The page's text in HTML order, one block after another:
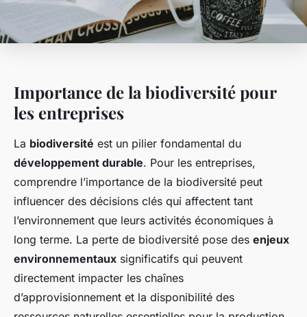
Importance de la biodiversité pour
les entreprises
La biodiversité est un pilier fondamental du
développement durable. Pour les entreprises,
comprendre l’importance de la biodiversité peut
influencer des décisions clés qui affectent tant
l’environnement que leurs activités économiques à
long terme. La perte de biodiversité pose des enjeux
environnementaux significatifs qui peuvent
directement impacter les chaînes
d’approvisionnement et la disponibilité des